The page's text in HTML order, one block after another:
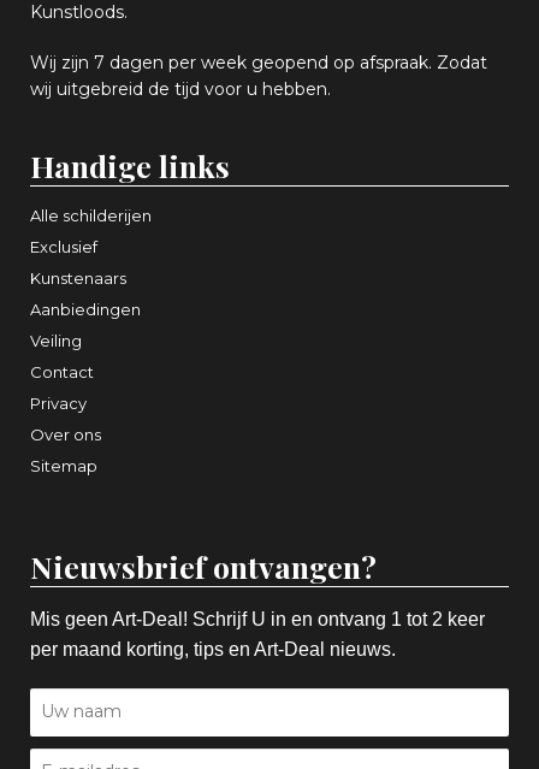
Kunstloods.
Wij zijn 7 dagen per week geopend op afspraak. Zodat
wij uitgebreid de tijd voor u hebben.
Handige links
Alle schilderijen
Exclusief
Kunstenaars
Aanbiedingen
Veiling
Contact
Privacy
Over ons
Sitemap
Nieuwsbrief ontvangen?
Mis geen Art-Deal! Schrijf U in en ontvang 1 tot 2 keer
per maand korting, tips en Art-Deal nieuws.